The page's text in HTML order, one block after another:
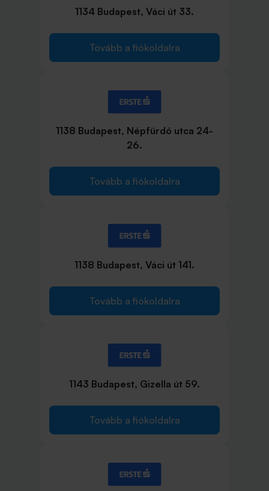
1134 Budapest, Váci út 33.
Tovább a fiókoldalra
1138 Budapest, Népfürdő utca 24-
26.
Tovább a fiókoldalra
1138 Budapest, Váci út 141.
Tovább a fiókoldalra
1143 Budapest, Gizella út 59.
Tovább a fiókoldalra